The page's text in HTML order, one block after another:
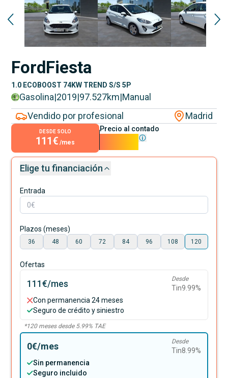
FordFiesta
1.0 ECOBOOST 74KW TREND S/S 5P
Gasolina|2019|97.527km|Manual
Vendido por profesional
Madrid
DESDE SOLO
111€ /mes
Precio al contado
Elige tu financiación
Entrada
Plazos (meses)
36 48 60 72 84 96 108 120
Ofertas
111€/mes Desde
Tin9.99%
Con permanencia 24 meses
Seguro de crédito y siniestro
*120meses desde 5.99% TAE
0€/mes Desde
Tin8.99%
Sin permanencia
Seguro incluido